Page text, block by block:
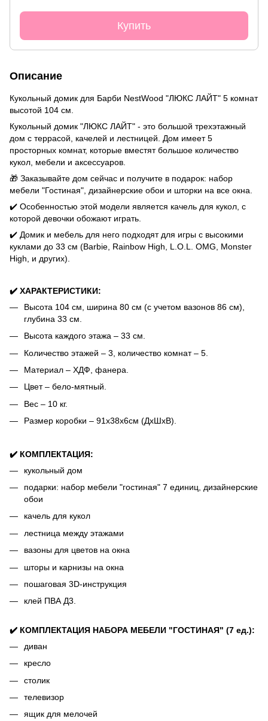
Купить
Описание
Кукольный домик для Барби NestWood "ЛЮКС ЛАЙТ" 5 комнат
высотой 104 см.
Кукольный домик "ЛЮКС ЛАЙТ" - это большой трехэтажный
дом с террасой, качелей и лестницей. Дом имеет 5
просторных комнат, которые вместят большое количество
кукол, мебели и аксессуаров.
🎁 Заказывайте дом сейчас и получите в подарок: набор
мебели "Гостиная", дизайнерские обои и шторки на все окна.
✔️ Особенностью этой модели является качель для кукол, с
которой девочки обожают играть.
✔️ Домик и мебель для него подходят для игры с высокими
куклами до 33 см (Barbie, Rainbow High, L.O.L. OMG, Monster
High, и других).
✔️ ХАРАКТЕРИСТИКИ:
Высота 104 см, ширина 80 см (с учетом вазонов 86 см),
глубина 33 см.
Высота каждого этажа – 33 см.
Количество этажей – 3, количество комнат – 5.
Материал – ХДФ, фанера.
Цвет – бело-мятный.
Вес – 10 кг.
Размер коробки – 91х38х6см (ДхШхВ).
✔️ КОМПЛЕКТАЦИЯ:
кукольный дом
подарки: набор мебели "гостиная" 7 единиц, дизайнерские
обои
качель для кукол
лестница между этажами
вазоны для цветов на окна
шторы и карнизы на окна
пошаговая 3D-инструкция
клей ПВА Д3.
✔️ КОМПЛЕКТАЦИЯ НАБОРА МЕБЕЛИ "ГОСТИНАЯ" (7 ед.):
диван
кресло
столик
телевизор
ящик для мелочей